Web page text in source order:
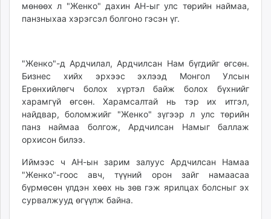
mglradio.com
fact.mn
shuum.mn
times.mn
tvmongolia.mn
mass.mn
unegui.mn
assa.mn
toim.mn
tac.mn
paparazzi.mn
unread.today
мөнөөх л "Женко" дахин АН-ыг улс төрийн наймаа,
панзныхаа хэрэгсэл болгоно гэсэн үг.
"Женко"-д Ардчилал, Ардчилсан Нам бүгдийг өгсөн.
Бизнес хийх эрхээс эхлээд Монгол Улсын
Ерөнхийлөгч болох хүртэл байж болох бүхнийг
харамгүй өгсөн. Харамсалтай нь тэр их итгэл,
найдвар, боломжийг "Женко" зүгээр л улс төрийн
панз наймаа болгож, Ардчилсан Намыг баллаж
орхисон билээ.
Иймээс ч АН-ын зарим залуус Ардчилсан Намаа
"Женко"-гоос авч, түүний орон зайг намаасаа
бүрмөсөн үлдэн хөөх нь зөв гэж ярилцах болсныг эх
сурвалжууд өгүүлж байна.